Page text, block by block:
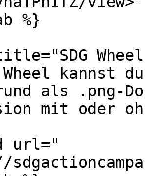
%}
Wheel kannst
als .png-
mit oder
url="